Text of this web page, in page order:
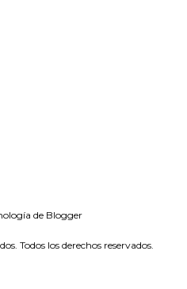
de Blogger
Todos los derechos reservados.